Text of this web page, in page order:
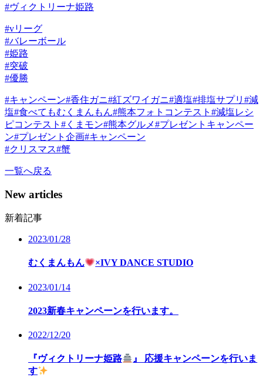
#ヴィクトリーナ姫路
#vリーグ
#バレーボール
#姫路
#突破
#優勝
#キャンペーン#香住ガニ#紅ズワイガニ#適塩#排塩サプリ #減
塩#食べてもむくまんもん#熊本フォトコンテスト #減塩レシ
ピコンテスト #くまモン#熊本グルメ#プレゼントキャンペー
ン#プレゼント企画#キャンペーン
#クリスマス#蟹
一覧へ戻る
New articles
新着記事
2023/01/28
むくまんもん ×IVY DANCE STUDIO
2023/01/14
2023新春キャンペーンを行います。
2022/12/20
『ヴィクトリーナ姫路
』 応援キャンペーンを行いま
す